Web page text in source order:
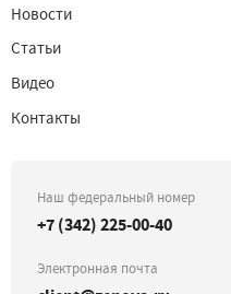
Новости
Статьи
Видео
Контакты
Наш федеральный номер
+7 (342) 225-00-40
Электронная почта